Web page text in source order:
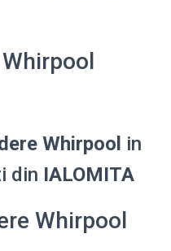
Whirpool in
din IALOMITA
Whirpool